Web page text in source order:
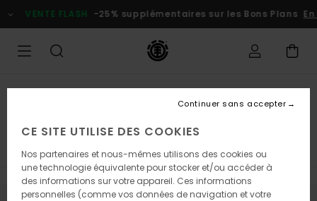
la
des
FLASH -25% supplémentaires sur les Bons Plans En profiter
T-Shirts Chemises Shorts Sweats
CE SITE UTILISE DES COOKIES
Nos partenaires et nous-mêmes utilisons des cookies ou
une technologie équivalente pour stocker et/ou accéder à
des informations sur votre appareil. Ces informations
personnelles (comme vos données de navigation et votre
Continuer sans accepter